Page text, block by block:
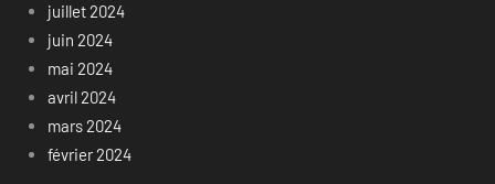
juillet 2024
juin 2024
mai 2024
avril 2024
mars 2024
février 2024